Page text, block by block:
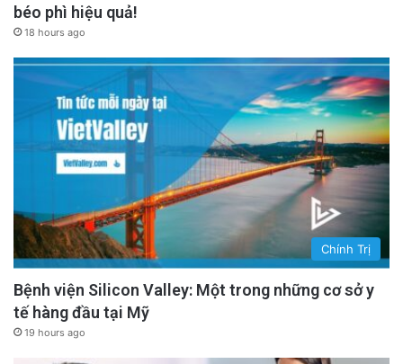
béo phì hiệu quả!
18 hours ago
Chính Trị
Bệnh viện Silicon Valley: Một trong những cơ sở y
tế hàng đầu tại Mỹ
19 hours ago